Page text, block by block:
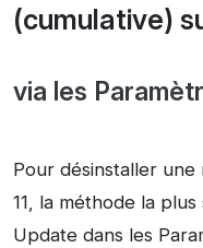
(cumulative)
via les
Pour désinstaller une
11, la méthode la
Update dans les